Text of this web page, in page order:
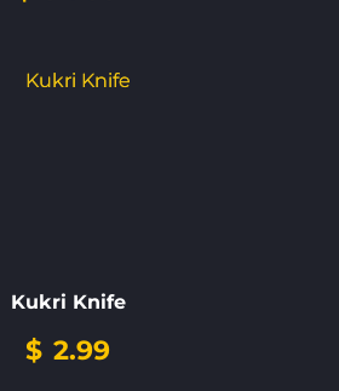
Kukri Knife
$ 2.99